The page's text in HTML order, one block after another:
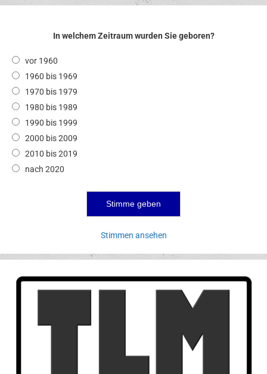
In welchem Zeitraum wurden Sie geboren?
vor 1960
1960 bis 1969
1970 bis 1979
1980 bis 1989
1990 bis 1999
2000 bis 2009
2010 bis 2019
nach 2020
Stimmen ansehen